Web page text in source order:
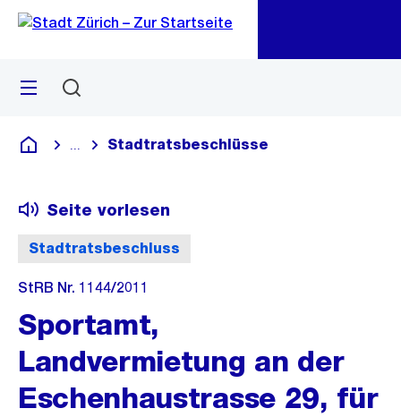
Navigation
Sprunglink
Menü
Deutsch
Blende alle Breadcrumbs ein
Stadtratsbeschlüsse
Stadtratsbeschluss
Seite vorlesen
StRB Nr. 1144/2011
Sportamt,
Landvermietung an der
Eschenhaustrasse 29, für